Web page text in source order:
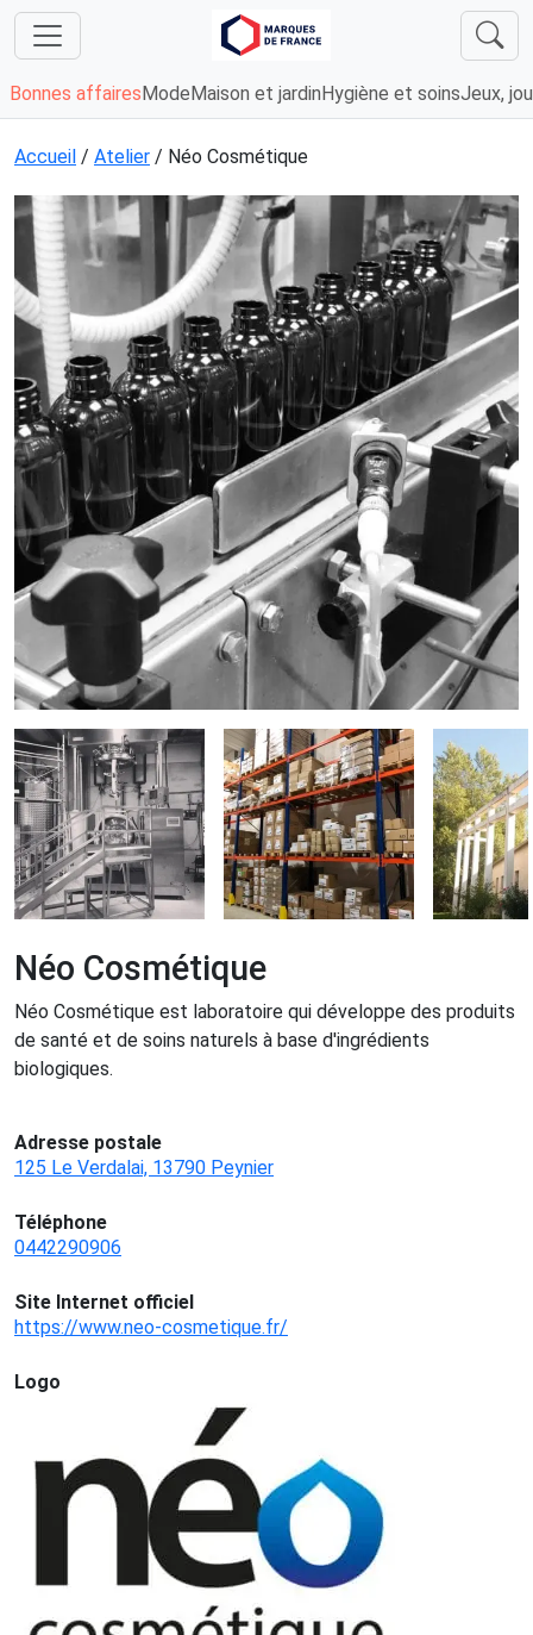
Bonnes affaires Mode Maison et jardin Hygiène et soinsJeux,
Accueil / Atelier / Néo Cosmétique
Néo Cosmétique
Néo Cosmétique est laboratoire qui développe des produits
de santé et de soins naturels à base d'ingrédients
biologiques.
Adresse postale
125 Le Verdalai, 13790 Peynier
Téléphone
0442290906
Site Internet officiel
https://www.neo-cosmetique.fr/
Logo